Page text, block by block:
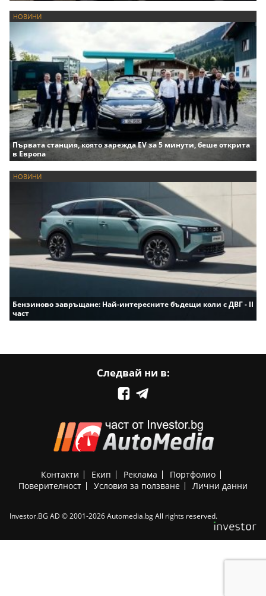
НОВИНИ
Първата станция, която зарежда EV за 5 минути, беше открита
в Европа
НОВИНИ
Бензиново завръщане: Най-интересните бъдещи коли с ДВГ - II
част
Следвай ни в:
Контакти Екип Реклама
Портфолио
Поверителност
Условия за ползване Лични данни
Investor.BG AD © 2001-2026 Automedia.bg All rights reserved.